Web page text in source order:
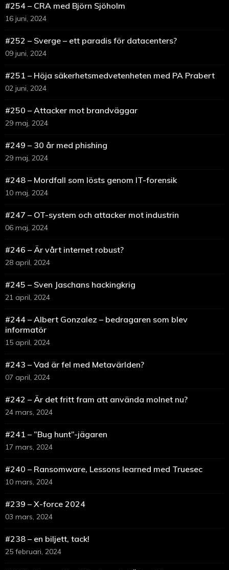
#254 – CRA med Björn Sjöholm
16 juni, 2024
#252 – Sverge – ett paradis för datacenters?
09 juni, 2024
#251 – Höja säkerhetsmedvetenheten med PA Prabert
02 juni, 2024
#250 – Attacker mot brandväggar
29 maj, 2024
#249 – 30 år med phishing
29 maj, 2024
#248 – Mordfall som lösts genom IT-forensik
10 maj, 2024
#247 – OT-system och attacker mot industrin
06 maj, 2024
#246 – Är vårt internet robust?
28 april, 2024
#245 – Sven Jaschans hackingkrig
21 april, 2024
#244 – Albert Gonzalez – bedragaren som blev
informatör
15 april, 2024
#243 – Vad är fel med Metavärlden?
07 april, 2024
#242 – Är det fritt fram att använda molnet nu?
24 mars, 2024
#241 – ”Bug hunt”-jägaren
17 mars, 2024
#240 – Ransomware, Lessons learned med Truesec
10 mars, 2024
#239 – X-force 2024
03 mars, 2024
#238 – en biljett, tack!
25 februari, 2024